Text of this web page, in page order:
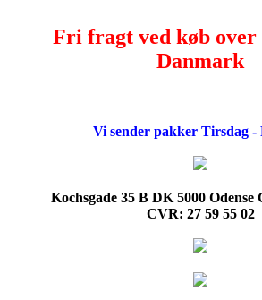
Fri fragt ved køb over
Danmark
Vi sender pakker Tirsdag -
Kochsgade 35 B DK 5000 Odense
CVR: 27 59 55 02